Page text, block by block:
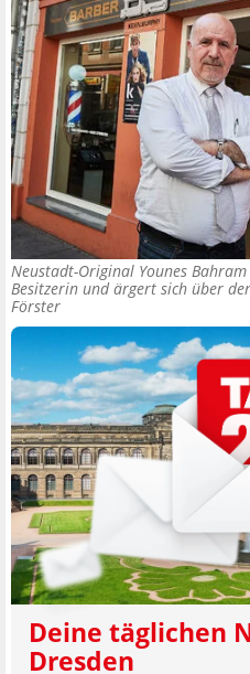
Neustadt-Original Younes
Besitzerin und ärgert sich über
Förster
Deine täglichen
Dresden